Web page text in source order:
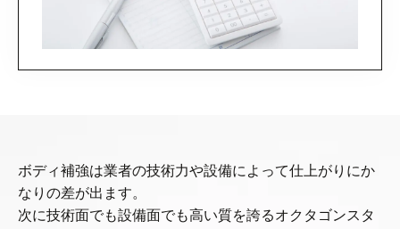
ボディ補強は業者の技術力や設備によって仕上がりにか
なりの差が出ます。
次に技術面でも設備面でも高い質を誇るオクタゴンスタ